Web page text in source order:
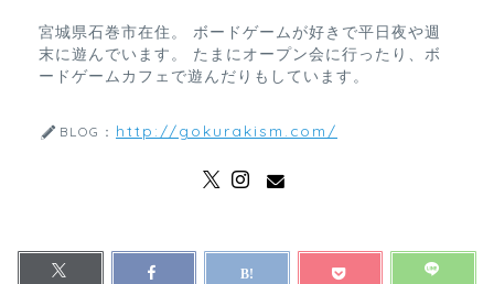
宮城県石巻市在住。 ボードゲームが好きで平日夜や週
末に遊んでいます。 たまにオープン会に行ったり、ボ
ードゲームカフェで遊んだりもしています。
BLOG： http://gokurakism.com/